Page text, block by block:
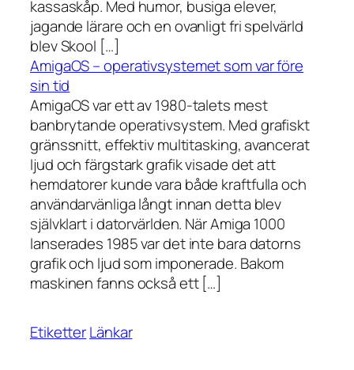
kassaskåp. Med humor, busiga elever,
jagande lärare och en ovanligt fri spelvärld
blev Skool […]
AmigaOS – operativsystemet som var före
sin tid
AmigaOS var ett av 1980-talets mest
banbrytande operativsystem. Med grafiskt
gränssnitt, effektiv multitasking, avancerat
ljud och färgstark grafik visade det att
hemdatorer kunde vara både kraftfulla och
användarvänliga långt innan detta blev
självklart i datorvärlden. När Amiga 1000
lanserades 1985 var det inte bara datorns
grafik och ljud som imponerade. Bakom
maskinen fanns också ett […]
EtiketterLänkar